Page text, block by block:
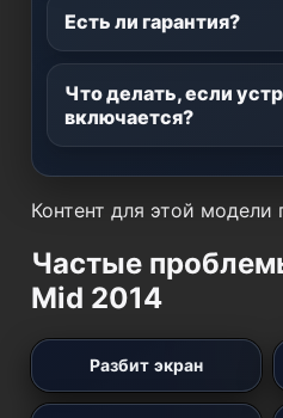
Есть ли гарантия?
Что делать, если
включается?
Контент для этой модели
Частые
Mid 2014
Разбит экран